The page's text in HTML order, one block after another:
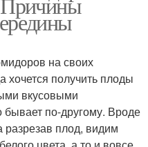
на своих
хочется получить плоды
вкусовыми
бывает по-другому. Вроде
плод, видим